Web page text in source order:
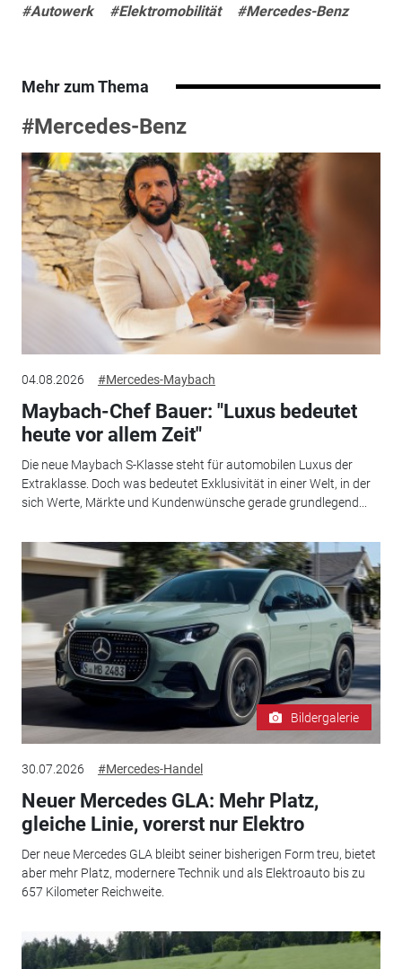
#Autowerk
#Elektromobilität #Mercedes-Benz
Mehr zum Thema
#Mercedes-Benz
04.08.2026 #Mercedes-Maybach
Maybach-Chef Bauer: "Luxus bedeutet
heute vor allem Zeit"
Die neue Maybach S-Klasse steht für automobilen Luxus der
Extraklasse. Doch was bedeutet Exklusivität in einer Welt, in der
sich Werte, Märkte und Kundenwünsche gerade grundlegend...
Bildergalerie
30.07.2026 #Mercedes-Handel
Neuer Mercedes GLA: Mehr Platz,
gleiche Linie, vorerst nur Elektro
Der neue Mercedes GLA bleibt seiner bisherigen Form treu, bietet
aber mehr Platz, modernere Technik und als Elektroauto bis zu
657 Kilometer Reichweite.